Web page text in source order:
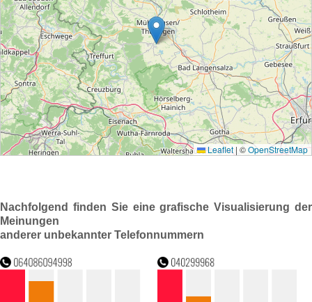
Nachfolgend finden Sie eine grafische Visualisierung der
Meinungen
anderer unbekannter Telefonnummern